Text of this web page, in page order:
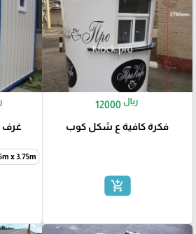
12000 ريال
فكرة كافية ع شكل كوب
add_shopping_cart
غرف
x 3.75m